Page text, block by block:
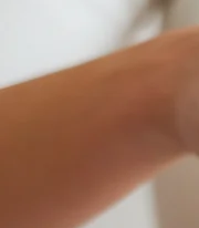
Våra gåvor
Skapa något unikt